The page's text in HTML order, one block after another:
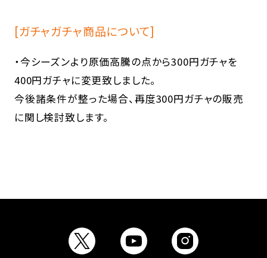
[ガチャガチャ商品について]
・今シーズンより原価高騰の点から300円ガチャを
400円ガチャに変更致しました。
今後諸条件が整った場合、再度300円ガチャの販売
に関し検討致します。